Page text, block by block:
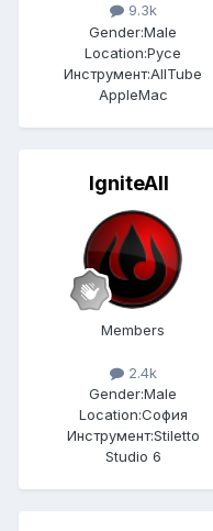
9.3k
Gender:Male
Location:Русе
Инструмент:AllTube
AppleMac
IgniteAll
Members
2.4k
Gender:Male
Location:София
Инструмент:Stiletto
Studio 6